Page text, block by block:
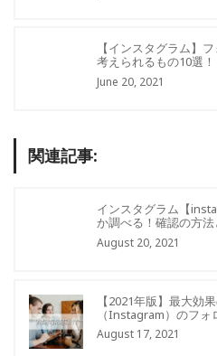
【インスタグラム】
考えられるもの10選！
June 20, 2021
関連記事:
インスタグラム【
か調べる！確認の方法
August 20, 2021
【2021年版】最大効
（Instagram）のフォ
August 17, 2021